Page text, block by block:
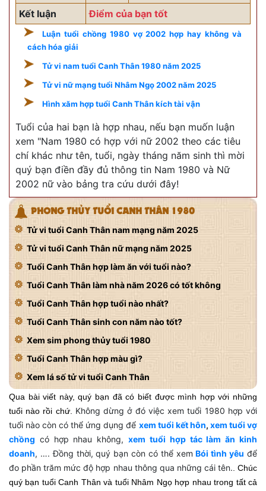
Kết luận
Điểm của bạn tốt
Luận tuổi chồng 1980 vợ 2002 hợp hay không và
cách hóa giải
Tử vi nam tuổi Canh Thân 1980 năm 2025
Tử vi nữ mạng tuổi Nhâm Ngọ 2002 năm 2025
Hình xăm hợp tuổi Canh Thân kích tài vận
Tuổi của hai bạn là hợp nhau, nếu bạn muốn luận
xem "Nam 1980 có hợp với nữ 2002 theo các tiêu
chí khác như tên, tuổi, ngày tháng năm sinh thì mời
quý bạn điền đầy đủ thông tin Nam 1980 và Nữ
2002 nữ vào bảng tra cứu dưới đây!
PHONG THỦY TUỔI CANH THÂN 1980
Tử vi tuổi Canh Thân nam mạng năm 2025
Tử vi tuổi Canh Thân nữ mạng năm 2025
Tuổi Canh Thân hợp làm ăn với tuổi nào?
Tuổi Canh Thân làm nhà năm 2026 có tốt không
Tuổi Canh Thân hợp tuổi nào nhất?
Tuổi Canh Thân sinh con năm nào tốt?
Xem sim phong thủy tuổi 1980
Tuổi Canh Thân hợp màu gì?
Xem lá số tử vi tuổi Canh Thân
Qua bài viết này, quý bạn đã có biết được mình hợp với những
tuổi nào rồi chứ. Không dừng ở đó việc xem tuổi 1980 hợp với
tuổi nào còn có thể ứng dụng để xem tuổi kết hôn, xem tuổi vợ
chồng có hợp nhau không,xem tuổi hợp tác làm ăn kinh
doanh, …. Đồng thời, quý bạn còn có thể xemBói tình yêu để
đo phần trăm mức độ hợp nhau thông qua những cái tên.. Chúc
quý bạn tuổi Canh Thân và tuổi Nhâm Ngọ hợp nhau trong tất cả